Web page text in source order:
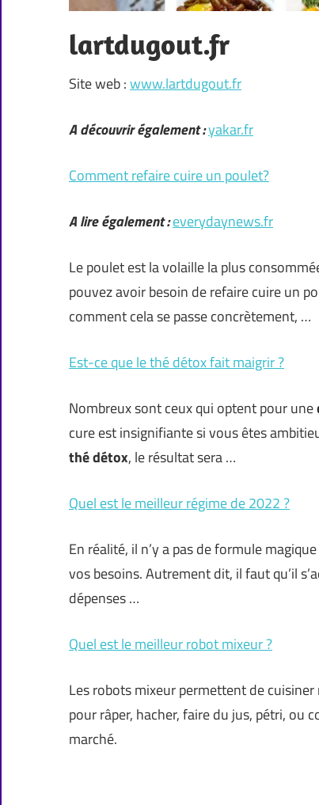
lartdugout.fr
Site web :www.lartdugout.fr
A découvrir également :yakar.fr
Comment refaire cuire un poulet?
A lire également :everydaynews.fr
Le poulet est la volaille la plus
pouvez avoir besoin de refaire cuire un
comment cela se passe concrètement, …
Est-ce que le thé détox fait maigrir ?
Nombreux sont ceux qui optent pour une
cure est insignifiante si vous êtes
thé détox, le résultat sera …
Quel est le meilleur régime de 2022 ?
En réalité, il n’y a pas de formule
vos besoins. Autrement dit, il faut qu’il
dépenses …
Quel est le meilleur robot mixeur ?
Les robots mixeur permettent de
pour râper, hacher, faire du jus, pétri, ou
marché.